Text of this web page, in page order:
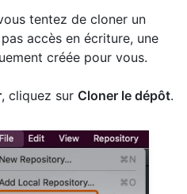
tentez de cloner un
accès en écriture, une
créée pour vous.
, cliquez sur Cloner le dépôt.